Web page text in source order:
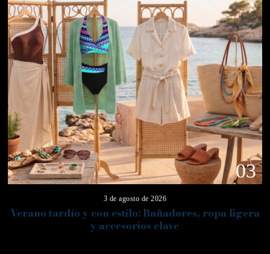
03
3 de agosto de 2026
Verano tardío y con estilo: Bañadores, ropa ligera
y accesorios clave